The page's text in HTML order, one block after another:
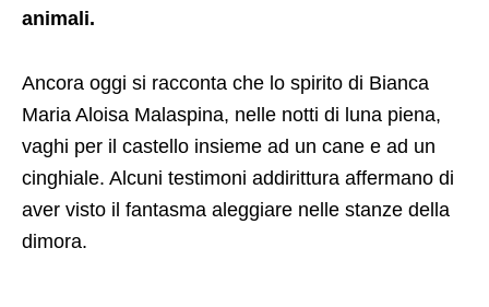
animali.
Ancora oggi si racconta che lo spirito di Bianca
Maria Aloisa Malaspina, nelle notti di luna piena,
vaghi per il castello insieme ad un cane e ad un
cinghiale. Alcuni testimoni addirittura affermano di
aver visto il fantasma aleggiare nelle stanze della
dimora.